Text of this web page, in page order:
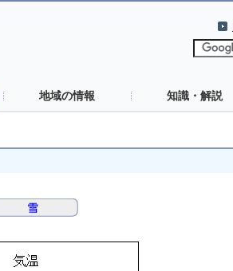
地域の情報 知識・解説